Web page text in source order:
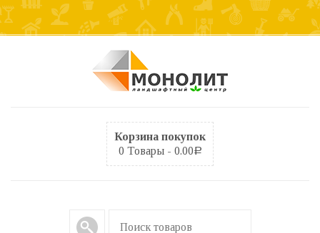
Корзина покупок
0 Товары - 0.00Р